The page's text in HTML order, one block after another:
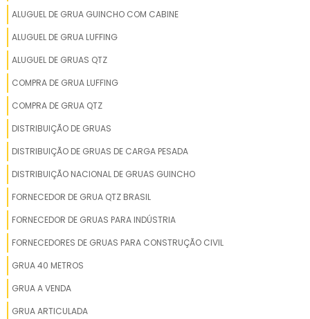
ALUGUEL DE GRUA GUINCHO COM CABINE
ALUGUEL DE GRUA LUFFING
ALUGUEL DE GRUAS QTZ
COMPRA DE GRUA LUFFING
COMPRA DE GRUA QTZ
DISTRIBUIÇÃO DE GRUAS
DISTRIBUIÇÃO DE GRUAS DE CARGA PESADA
DISTRIBUIÇÃO NACIONAL DE GRUAS GUINCHO
FORNECEDOR DE GRUA QTZ BRASIL
FORNECEDOR DE GRUAS PARA INDÚSTRIA
FORNECEDORES DE GRUAS PARA CONSTRUÇÃO CIVIL
GRUA 40 METROS
GRUA A VENDA
GRUA ARTICULADA